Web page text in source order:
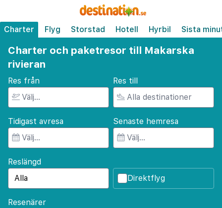
Charter Flyg Storstad Hotell Hyrbil Sista
Charter och paketresor till Makarska
rivieran
Res från Res till
Tidigast avresa Senaste hemresa
Reslängd
Direktflyg
Resenärer